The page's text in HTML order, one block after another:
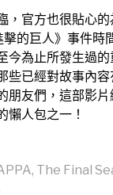
，官方也很貼心
的巨人》事件時
今為止所發生過
些已經對故事內
朋友們，這部影
懶人包之一！
, The Final